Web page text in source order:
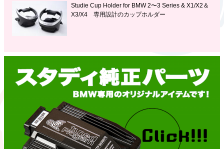
Studie Cup Holder for BMW 2〜3 Series & X1/X2＆
X3/X4 専用設計のカップホルダー